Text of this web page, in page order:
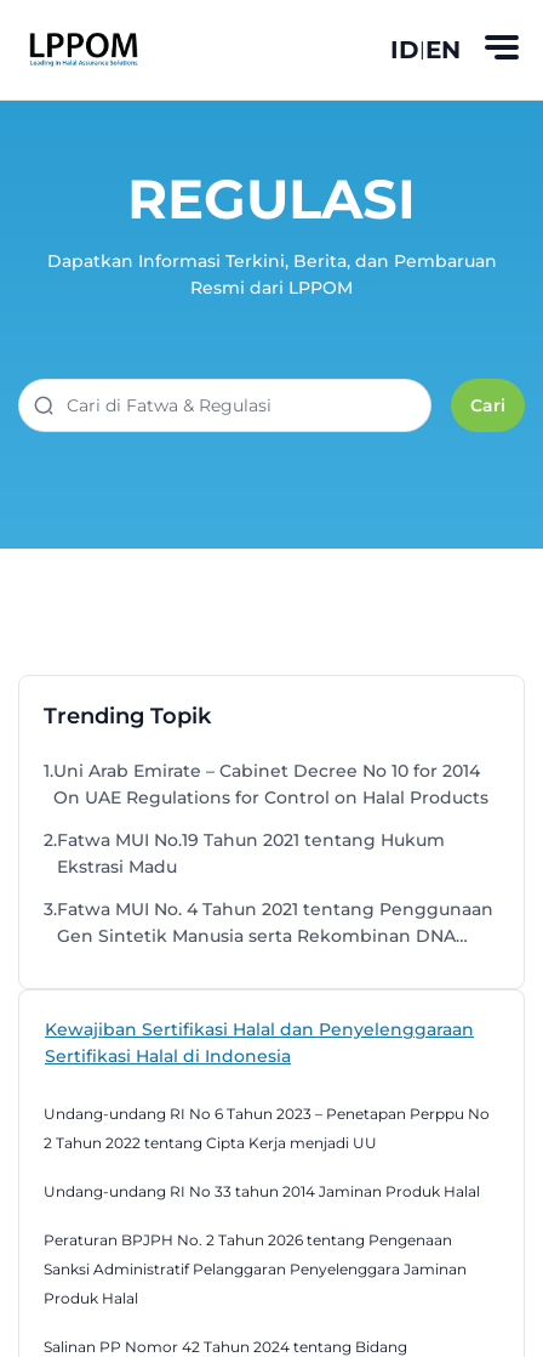
ID|EN
REGULASI
Dapatkan Informasi Terkini, Berita, dan Pembaruan
Resmi dari LPPOM
Cari
Trending Topik
1.Uni Arab Emirate – Cabinet Decree No 10 for 2014
On UAE Regulations for Control on Halal Products
2.Fatwa MUI No.19 Tahun 2021 tentang Hukum
Ekstrasi Madu
3.Fatwa MUI No. 4 Tahun 2021 tentang Penggunaan
Gen Sintetik Manusia serta Rekombinan DNA
Kewajiban Sertifikasi Halal dan Penyelenggaraan
Sertifikasi Halal di Indonesia
Undang-undang RI No 6 Tahun 2023 – Penetapan Perppu No
2 Tahun 2022 tentang Cipta Kerja menjadi UU
Undang-undang RI No 33 tahun 2014 Jaminan Produk Halal
Peraturan BPJPH No. 2 Tahun 2026 tentang Pengenaan
Sanksi Administratif Pelanggaran Penyelenggara Jaminan
Produk Halal
Salinan PP Nomor 42 Tahun 2024 tentang Bidang